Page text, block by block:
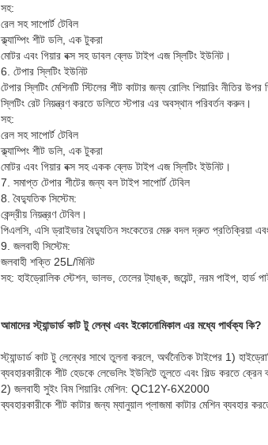
সহ:
রেল সহ সাপোর্ট টেবিল
ক্ল্যাম্পিং শীট ডলি, এক টুকরা
মোটর এবং গিয়ার বক্স সহ ডাবল ব্লেড টাইপ এজ স্লিটিং ইউনিট।
6. টেপার স্লিটিং ইউনিট
টেপার স্লিটিং মেশিনটি স্টিলের শীট কাটার জন্য রোলিং শিয়ারিং নীতির
স্লিটিং রেট নিয়ন্ত্রণ করতে ডলিতে স্টপার এর অবস্থান পরিবর্তন করুন।
সহ:
রেল সহ সাপোর্ট টেবিল
ক্ল্যাম্পিং শীট ডলি, এক টুকরা
মোটর এবং গিয়ার বক্স সহ একক ব্লেড টাইপ এজ স্লিটিং ইউনিট।
7. সমাপ্ত টেপার শীটের জন্য বল টাইপ সাপোর্ট টেবিল
8. বৈদ্যুতিক সিস্টেম:
কেন্দ্রীয় নিয়ন্ত্রণ টেবিল।
পিএলসি, এসি ড্রাইভার বৈদ্যুতিন সংকেতের মেরু বদল দ্রুত প্রতিক্রিয়া এবং
9. জলবাহী সিস্টেম:
জলবাহী শক্তি 25L/মিনিট
সহ: হাইড্রোলিক স্টেশন, ভালভ, তেলের ট্যাঙ্ক, জয়েন্ট, নরম পাইপ, হার্ড
আমাদের স্ট্যান্ডার্ড কাট টু লেন্থ এবং ইকোনোমিকাল এর মধ্যে পার্থক্য কি?
স্ট্যান্ডার্ড কাট টু লেন্থের সাথে তুলনা করলে, অর্থনৈতিক টাইপের 1)
ব্যবহারকারীকে শীট হেডকে লেভেলিং ইউনিটে তুলতে এবং গিল্ড করতে ক্রেন
2) জলবাহী সুইং বিম শিয়ারিং মেশিন: QC12Y-6X2000
ব্যবহারকারীকে শীট কাটার জন্য ম্যানুয়াল প্লাজমা কাটার মেশিন ব্যবহার